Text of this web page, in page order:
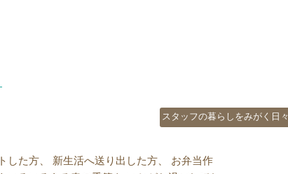
カ
テ
ー
スタッフの暮らしをみがく日々
た方、 新生活へ送り出した方、 お弁当作